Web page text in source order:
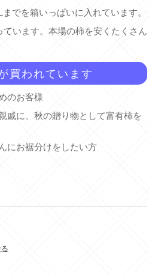
でを箱いっぱいに入れています。
います。本場の柿を安くたくさん
買われています
のお客様
戚に、秋の贈り物として富有柿を
にお裾分けをしたい方